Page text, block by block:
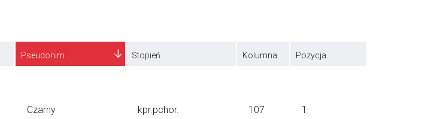
Pseudonim Stopień Kolumna Pozycja
Czarny kpr.pchor. 107
1